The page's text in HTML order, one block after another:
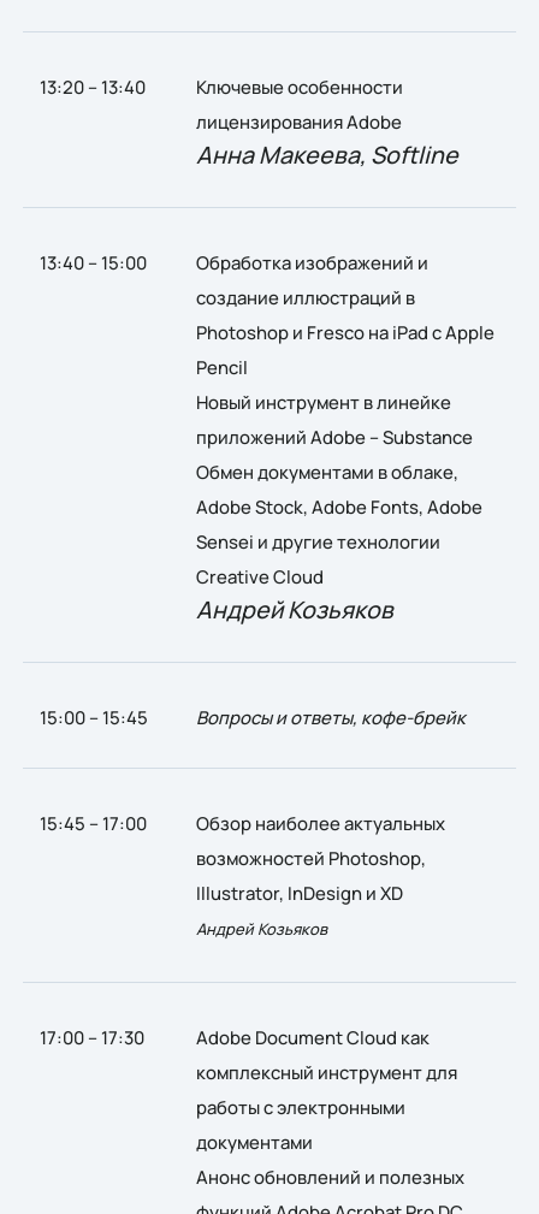
13:20 – 13:40
Ключевые особенности
лицензирования Adobе
Анна Макеева, Softline
13:40 – 15:00
Обработка изображений и
создание иллюстраций в
Photoshop и Fresco на iPad с Apple
Pencil
Новый инструмент в линейке
приложений Adobe – Substance
Обмен документами в облаке,
Adobe Stock, Adobe Fonts, Adobe
Sensei и другие технологии
Creative Cloud
Андрей Козьяков
15:00 – 15:45 Вопросы и ответы, кофе-брейк
15:45 – 17:00
Обзор наиболее актуальных
возможностей Photoshop,
Illustrator, InDesign и XD
Андрей Козьяков
17:00 – 17:30
Adobe Document Cloud как
комплексный инструмент для
работы с электронными
документами
Анонс обновлений и полезных